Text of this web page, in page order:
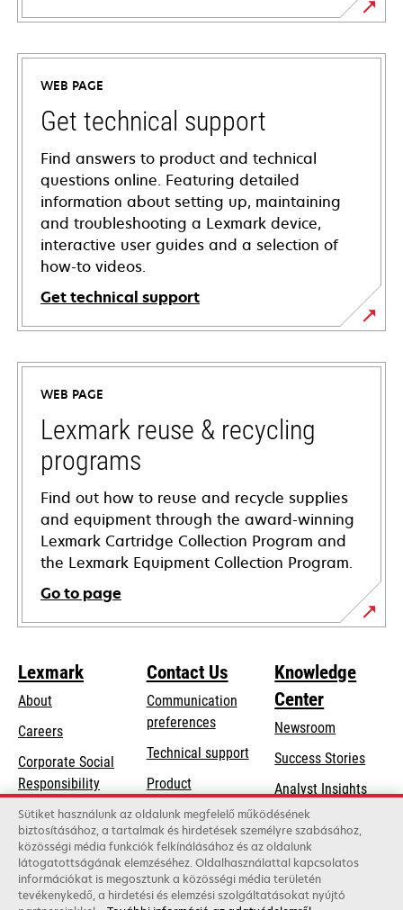
WEB PAGE
Get technical support
Find answers to product and technical
questions online. Featuring detailed
information about setting up, maintaining
and troubleshooting a Lexmark device,
interactive user guides and a selection of
how-to videos.
Get technical support
opens
in
new
tab
WEB PAGE
Lexmark reuse & recycling
programs
Find out how to reuse and recycle supplies
and equipment through the award-winning
Lexmark Cartridge Collection Program and
the Lexmark Equipment Collection Program.
Go to page
Lexmark
About
Careers
Corporate Social
Responsibilityopens
a
new
tab
Sustainability
Lexmark Partners
Contact Us
Communication
preferences
Technical supportopens
a
new
tab
Product
registration
Find a dealer
List of wholesalers
Knowledge
Center
Newsroom
Success Stories
Analyst Insights
Sütiket használunk az oldalunk megfelelő működésének
biztosításához, a tartalmak és hirdetések személyre szabásához,
közösségi média funkciók felkínálásához és az oldalunk
látogatottságának elemzéséhez. Oldalhasználattal kapcsolatos
információkat is megosztunk a közösségi média területén
tevékenykedő, a hirdetési és elemzési szolgáltatásokat nyújtó